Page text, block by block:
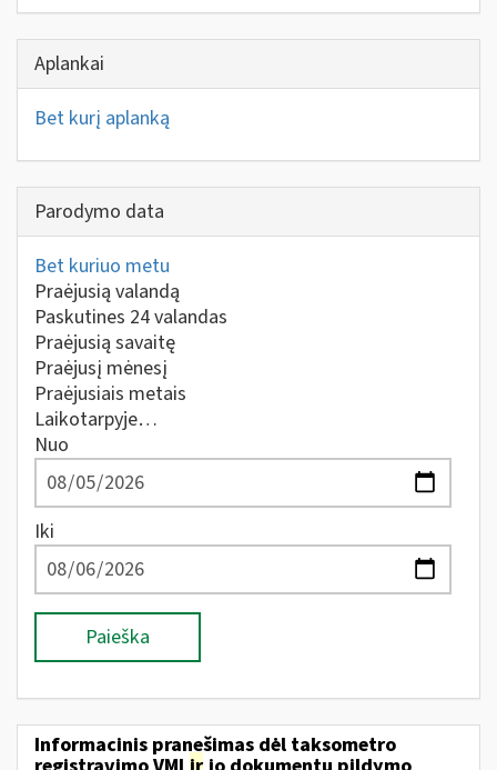
Aplankai
Bet kurį aplanką
Parodymo data
Bet kuriuo metu
Praėjusią valandą
Paskutines 24 valandas
Praėjusią savaitę
Praėjusį mėnesį
Praėjusiais metais
Laikotarpyje…
Nuo
Iki
Paieška
Informacinis pranešimas dėl taksometro